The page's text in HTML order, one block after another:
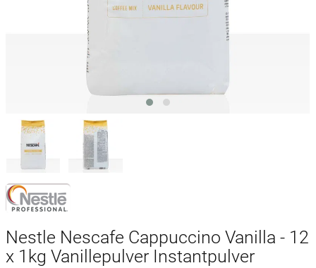
Nestle Nescafe Cappuccino Vanilla - 12
x 1kg Vanillepulver Instantpulver